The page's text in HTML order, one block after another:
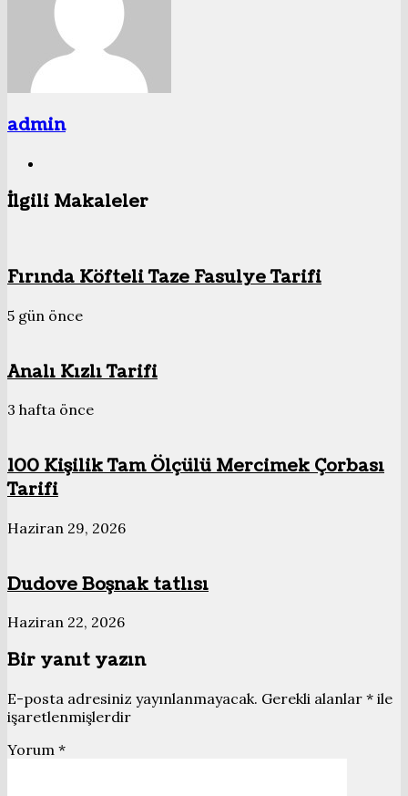
admin
İlgili Makaleler
Fırında Köfteli Taze Fasulye Tarifi
5 gün önce
Analı Kızlı Tarifi
3 hafta önce
100 Kişilik Tam Ölçülü Mercimek Çorbası
Tarifi
Haziran 29, 2026
Dudove Boşnak tatlısı
Haziran 22, 2026
Bir yanıt yazın
E-posta adresiniz yayınlanmayacak. Gerekli alanlar * ile
işaretlenmişlerdir
Yorum *